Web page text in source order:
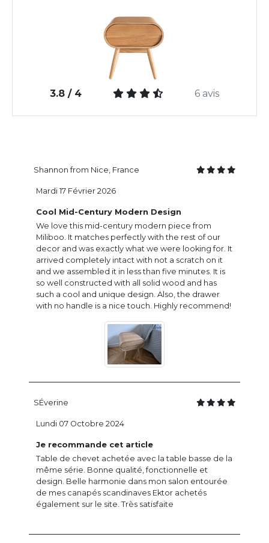
3.8 / 4 6 avis
Shannon from Nice, France
Cool Mid-Century Modern Design
We love this mid-century modern piece from
Miliboo. It matches perfectly with the rest of our
decor and was exactly what we were looking for. It
arrived completely intact with not a scratch on it
and we assembled it in less than five minutes. It is
so well constructed with all solid wood and has
such a cool and unique design. Also, the drawer
with no handle is a nice touch. Highly recommend!
Mardi 17 Février 2026
SÉverine
Je recommande cet article
Table de chevet achetée avec la table basse de la
même série. Bonne qualité, fonctionnelle et
design. Belle harmonie dans mon salon entourée
de mes canapés scandinaves Ektor achetés
également sur le site. Très satisfaite
Lundi 07 Octobre 2024